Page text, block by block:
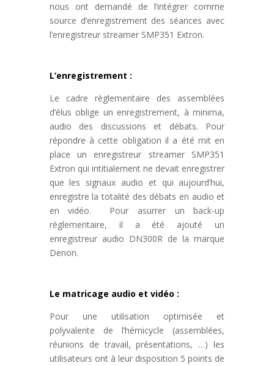
nous ont demandé de l’intégrer comme
source d’enregistrement des séances avec
l’enregistreur streamer SMP351 Extron.
L’enregistrement :
Le cadre règlementaire des assemblées
d’élus oblige un enregistrement, à minima,
audio des discussions et débats. Pour
répondre à cette obligation il a été mit en
place un enregistreur streamer SMP351
Extron qui intitialement ne devait enregistrer
que les signaux audio et qui aujourd’hui,
enregistre la totalité des débats en audio et
en vidéo. Pour asurrer un back-up
règlementaire, il a été ajouté un
enregistreur audio DN300R de la marque
Denon.
Le matricage audio et vidéo :
Pour une utilisation optimisée et
polyvalente de l’hémicycle (assemblées,
réunions de travail, présentations, …) les
utilisateurs ont à leur disposition 5 points de